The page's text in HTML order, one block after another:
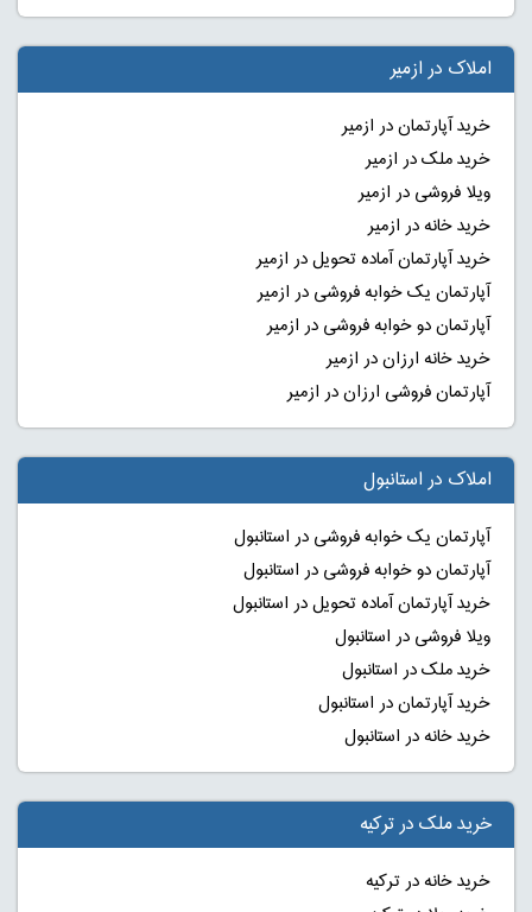
املاک در ازمیر
خرید آپارتمان در ازمیر
خرید ملک در ازمیر
ویلا فروشی در ازمیر
خرید خانه در ازمیر
خرید آپارتمان آماده تحویل در ازمیر
آپارتمان یک خوابه فروشی در ازمیر
آپارتمان دو خوابه فروشی در ازمیر
خرید خانه ارزان در ازمیر
آپارتمان فروشی ارزان در ازمیر
املاک در استانبول
آپارتمان یک خوابه فروشی در استانبول
آپارتمان دو خوابه فروشی در استانبول
خرید آپارتمان آماده تحویل در استانبول
ویلا فروشی در استانبول
خرید ملک در استانبول
خرید آپارتمان در استانبول
خرید خانه در استانبول
خرید ملک در ترکیه
خرید خانه در ترکیه